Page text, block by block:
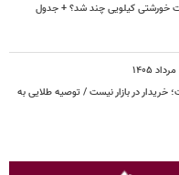
در بازار نیست / توصیه طلایی به